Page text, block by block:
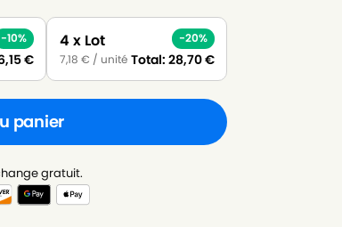
-10%
€
4 x Lot
7,18 € / unité
-20%
Total: 28,70€
panier
gratuit.